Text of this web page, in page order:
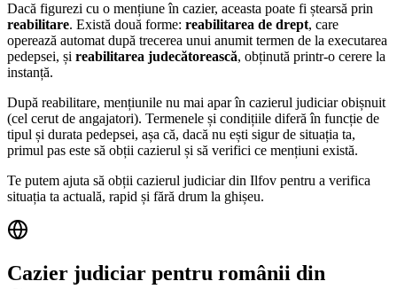
Dacă figurezi cu o mențiune în cazier, aceasta poate fi ștearsă prin
reabilitare. Există două forme: reabilitarea de drept, care
operează automat după trecerea unui anumit termen de la executarea
pedepsei, și reabilitarea judecătorească, obținută printr-o cerere la
instanță.
După reabilitare, mențiunile nu mai apar în cazierul judiciar obișnuit
(cel cerut de angajatori). Termenele și condițiile diferă în funcție de
tipul și durata pedepsei, așa că, dacă nu ești sigur de situația ta,
primul pas este să obții cazierul și să verifici ce mențiuni există.
Te putem ajuta să obții cazierul judiciar din Ilfov pentru a verifica
situația ta actuală, rapid și fără drum la ghișeu.
Cazier judiciar pentru românii din